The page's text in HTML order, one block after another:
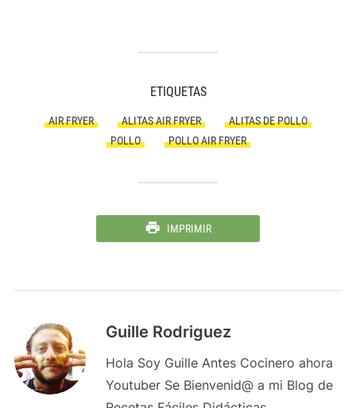
ETIQUETAS
AIR FRYER ALITAS AIR FRYER
ALITAS DE POLLO
POLLO
POLLO AIR FRYER
IMPRIMIR
Guille Rodriguez
Hola Soy Guille Antes Cocinero ahora
Youtuber Se Bienvenid@ a mi Blog de